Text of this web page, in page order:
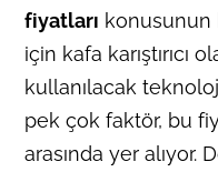
fiyatları konusunun
için kafa karıştırıcı
kullanılacak
pek çok faktör, bu
arasında yer alıyor.